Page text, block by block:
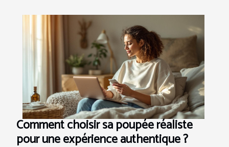
Comment choisir sa poupée réaliste
pour une expérience authentique ?